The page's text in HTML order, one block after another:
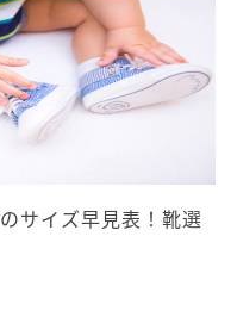
サイズ早見表！靴選